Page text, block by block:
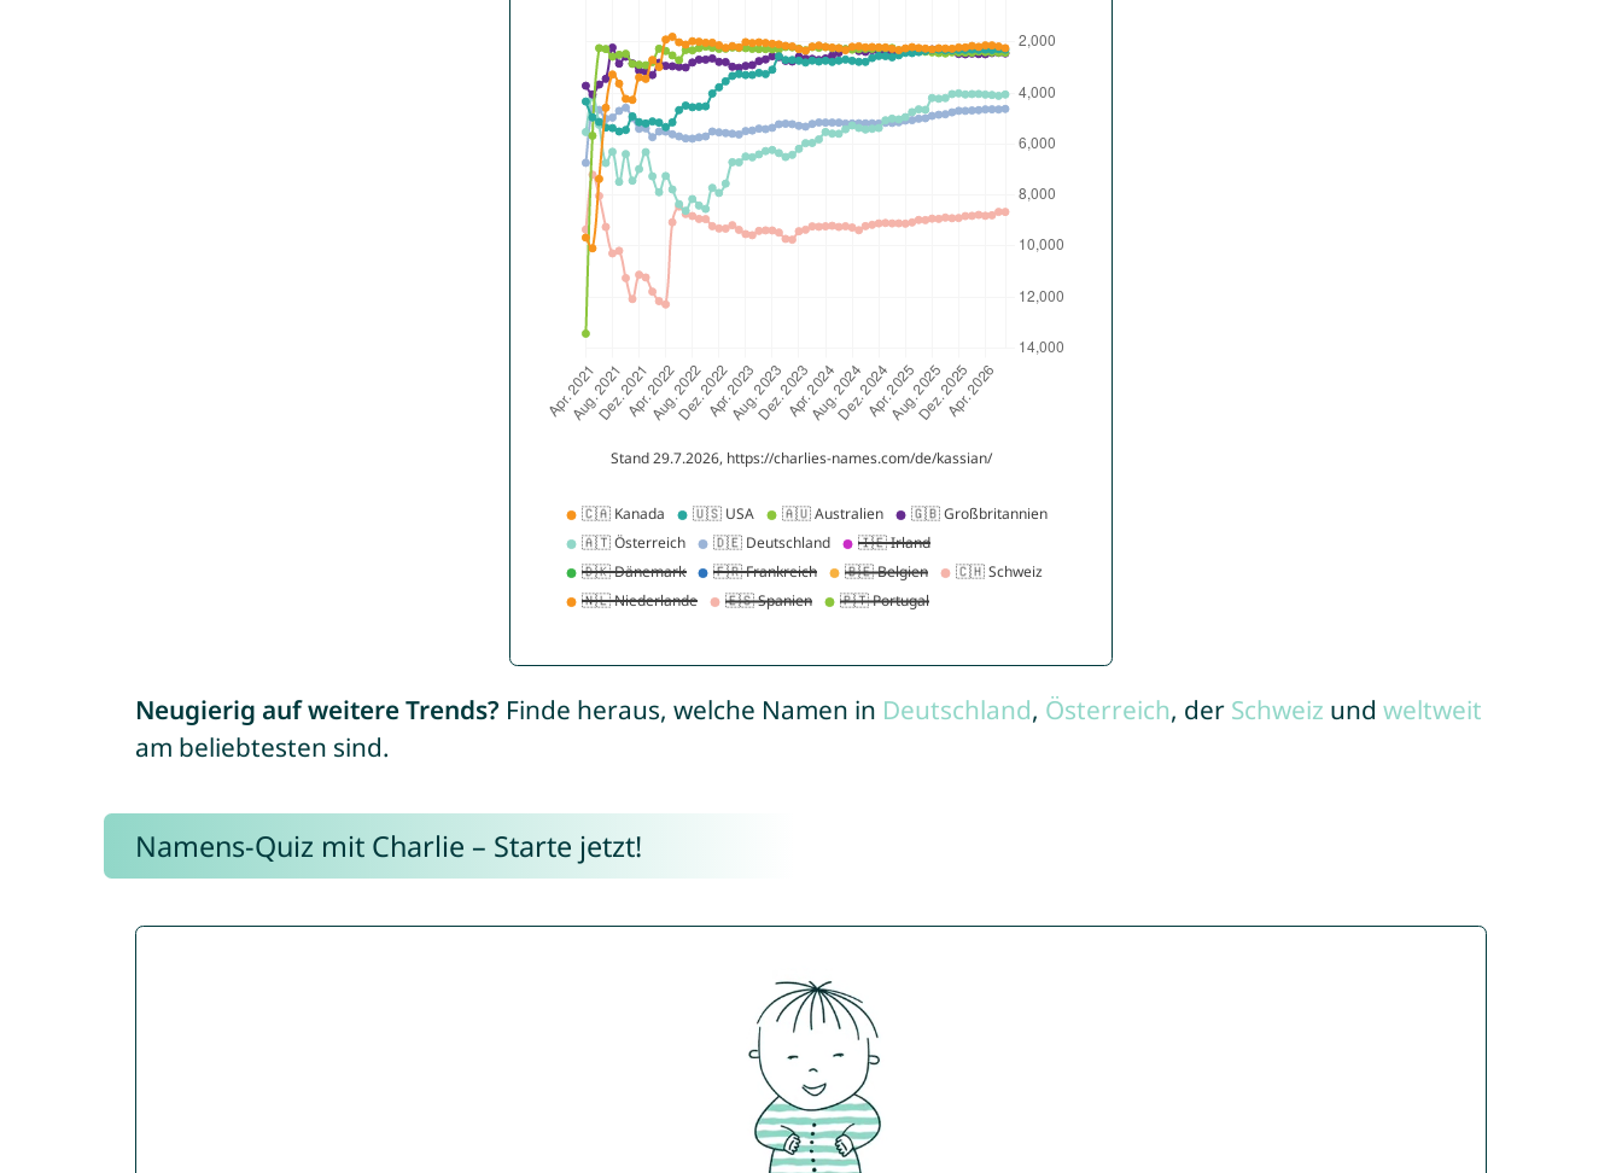
Neugierig auf weitere Trends? Finde heraus, welche Namen in Deutschland, Österreich, der Schweiz und weltweit
am beliebtesten sind.
Namens-Quiz mit Charlie – Starte jetzt!